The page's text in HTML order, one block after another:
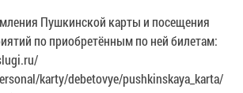
Пушкинской карты и посещения
по приобретённым по ней билетам:
karty/debetovye/pushkinskaya_karta/